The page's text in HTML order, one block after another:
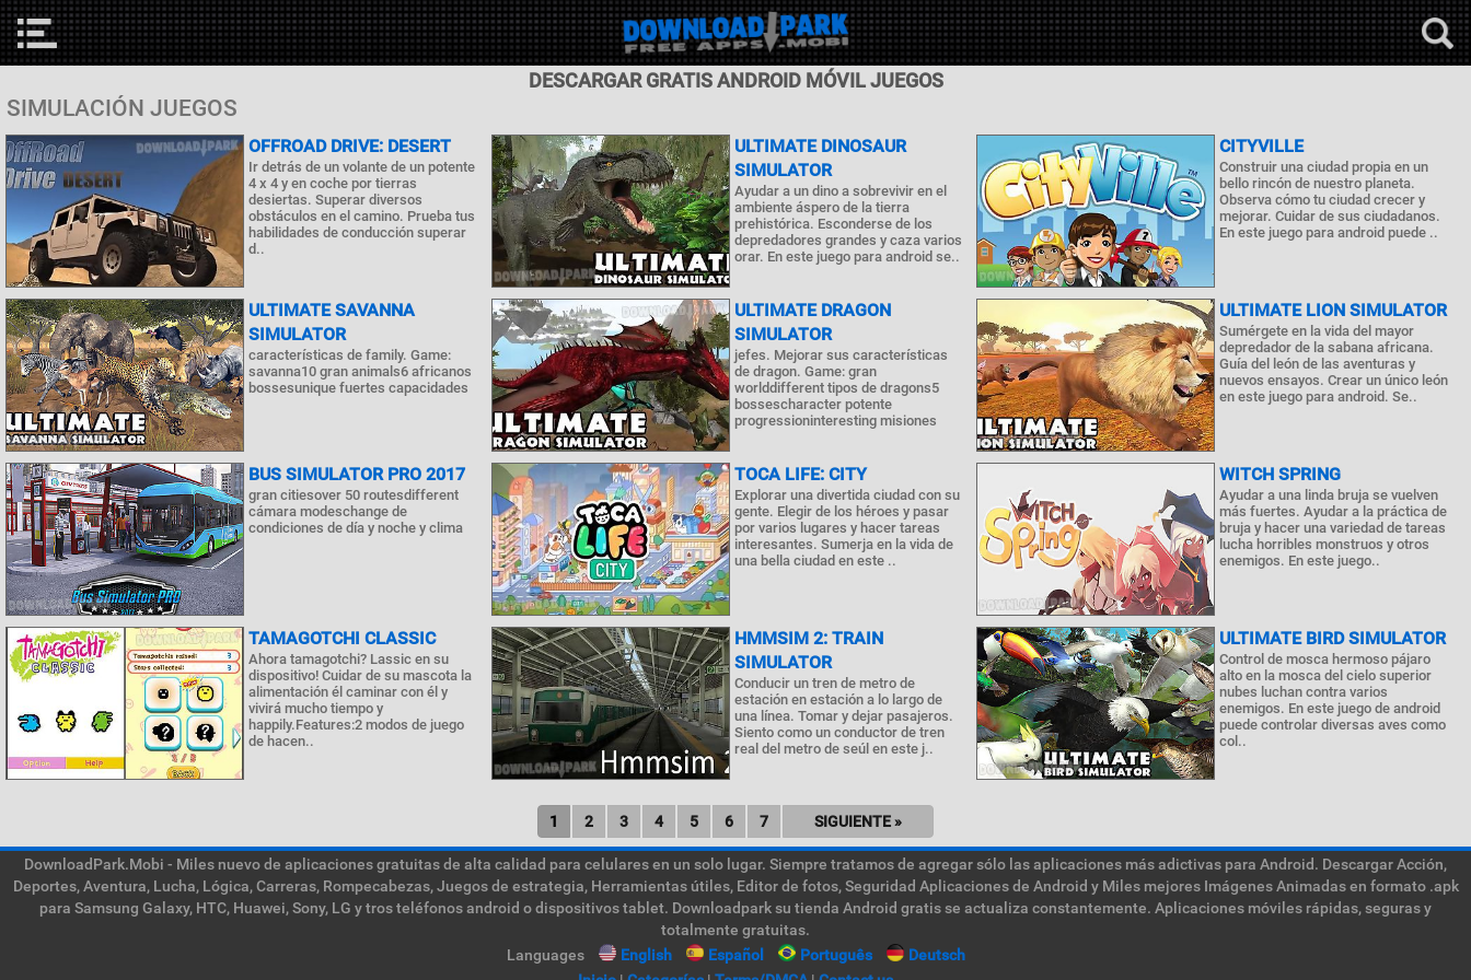
DESCARGAR GRATIS ANDROID MÓVIL JUEGOS
SIMULACIÓN JUEGOS
OFFROAD DRIVE: DESERT
Ir detrás de un volante de un potente
4 x 4 y en coche por tierras
desiertas. Superar diversos
obstáculos en el camino. Prueba tus
habilidades de conducción superar
d..
ULTIMATE DINOSAUR
SIMULATOR
Ayudar a un dino a sobrevivir en el
ambiente áspero de la tierra
prehistórica. Esconderse de los
depredadores grandes y caza varios
orar. En este juego para android se..
CITYVILLE
Construir una ciudad propia en un
bello rincón de nuestro planeta.
Observa cómo tu ciudad crecer y
mejorar. Cuidar de sus ciudadanos.
En este juego para android puede ..
ULTIMATE SAVANNA
SIMULATOR
características de family. Game:
savanna10 gran animals6 africanos
bossesunique fuertes capacidades
ULTIMATE DRAGON
SIMULATOR
jefes. Mejorar sus características
de dragon. Game: gran
worlddifferent tipos de dragons5
bossescharacter potente
progressioninteresting misiones
ULTIMATE LION SIMULATOR
Sumérgete en la vida del mayor
depredador de la sabana africana.
Guía del león de las aventuras y
nuevos ensayos. Crear un único león
en este juego para android. Se..
BUS SIMULATOR PRO 2017
gran citiesover 50 routesdifferent
cámara modeschange de
condiciones de día y noche y clima
TOCA LIFE: CITY
Explorar una divertida ciudad con su
gente. Elegir de los héroes y pasar
por varios lugares y hacer tareas
interesantes. Sumerja en la vida de
una bella ciudad en este ..
WITCH SPRING
Ayudar a una linda bruja se vuelven
más fuertes. Ayudar a la práctica de
bruja y hacer una variedad de tareas
lucha horribles monstruos y otros
enemigos. En este juego..
TAMAGOTCHI CLASSIC
Ahora tamagotchi? Lassic en su
dispositivo! Cuidar de su mascota la
alimentación él caminar con él y
vivirá mucho tiempo y
happily.Features:2 modos de juego
de hacen..
HMMSIM 2: TRAIN
SIMULATOR
Conducir un tren de metro de
estación en estación a lo largo de
una línea. Tomar y dejar pasajeros.
Siento como un conductor de tren
real del metro de seúl en este j..
ULTIMATE BIRD SIMULATOR
Control de mosca hermoso pájaro
alto en la mosca del cielo superior
nubes luchan contra varios
enemigos. En este juego de android
puede controlar diversas aves como
col..
1 2 3 4 5 6 7 SIGUIENTE »
DownloadPark.Mobi - Miles nuevo de aplicaciones gratuitas de alta calidad para celulares en un solo lugar. Siempre tratamos de agregar sólo las aplicaciones más adictivas para Android. Descargar Acción,
Deportes, Aventura, Lucha, Lógica, Carreras, Rompecabezas, Juegos de estrategia, Herramientas útiles, Editor de fotos, Seguridad Aplicaciones de Android y Miles mejores Imágenes Animadas en formato .apk
para Samsung Galaxy, HTC, Huawei, Sony, LG y tros teléfonos android o dispositivos tablet. Downloadpark su tienda Android gratis se actualiza constantemente. Aplicaciones móviles rápidas, seguras y
totalmente gratuitas.
Languages
English Español Português
Deutsch